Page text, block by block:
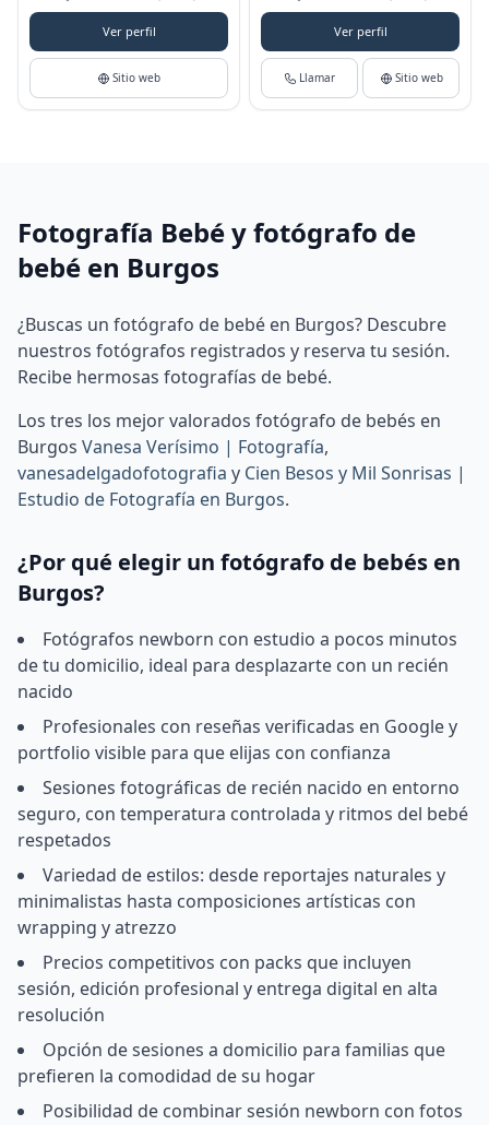
Ver perfil
Sitio web
Ver perfil
Llamar Sitio web
Fotografía Bebé y fotógrafo de
bebé en Burgos
¿Buscas un fotógrafo de bebé en Burgos? Descubre
nuestros fotógrafos registrados y reserva tu sesión.
Recibe hermosas fotografías de bebé.
Los tres los mejor valorados fotógrafo de bebés en
Burgos Vanesa Verísimo | Fotografía,
vanesadelgadofotografia y Cien Besos y Mil Sonrisas |
Estudio de Fotografía en Burgos.
¿Por qué elegir un fotógrafo de bebés en
Burgos?
Fotógrafos newborn con estudio a pocos minutos
de tu domicilio, ideal para desplazarte con un recién
nacido
Profesionales con reseñas verificadas en Google y
portfolio visible para que elijas con confianza
Sesiones fotográficas de recién nacido en entorno
seguro, con temperatura controlada y ritmos del bebé
respetados
Variedad de estilos: desde reportajes naturales y
minimalistas hasta composiciones artísticas con
wrapping y atrezzo
Precios competitivos con packs que incluyen
sesión, edición profesional y entrega digital en alta
resolución
Opción de sesiones a domicilio para familias que
prefieren la comodidad de su hogar
Posibilidad de combinar sesión newborn con fotos